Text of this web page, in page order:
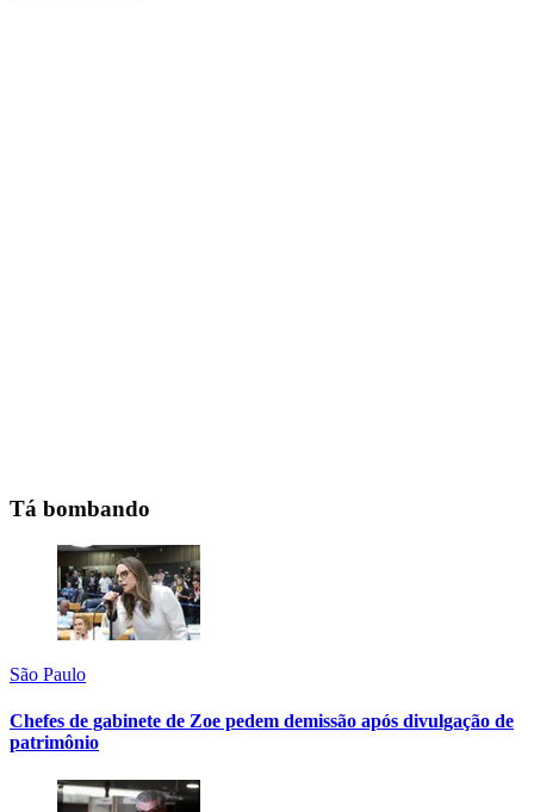
Tá bombando
São Paulo
Chefes de gabinete de Zoe pedem demissão após divulgação de
patrimônio